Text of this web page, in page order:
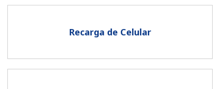
Un caracter especialRecarga de Celular